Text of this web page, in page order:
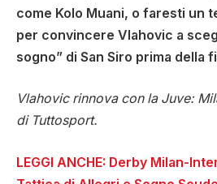
come Kolo Muani, o faresti un
per convincere Vlahovic a
sogno” di San Siro prima della
Vlahovic rinnova con la Juve:
di Tuttosport.
LEGGI ANCHE: Derby Milan-